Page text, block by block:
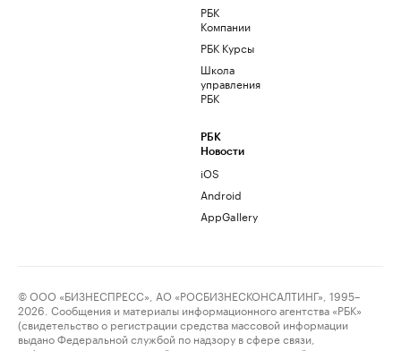
РБК
Компании
РБК Курсы
Школа
управления
РБК
РБК
Новости
iOS
Android
AppGallery
© ООО «БИЗНЕСПРЕСС», АО «РОСБИЗНЕСКОНСАЛТИНГ», 1995–
2026. Сообщения и материалы информационного агентства «РБК»
(свидетельство о регистрации средства массовой информации
выдано Федеральной службой по надзору в сфере связи,